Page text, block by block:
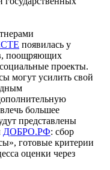
появилась у
поощряющих
проекты.
могут усилить свой
большее
представлены
ДОБРО.РФ: сбор
готовые критерии
оценки через